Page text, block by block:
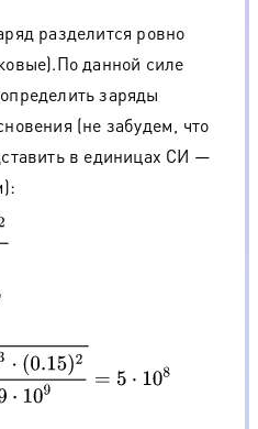
разделится ровно
данной силе
заряды
(не забудем, что
в единицах СИ —
5⋅108